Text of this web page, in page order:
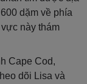
dặm về phía
này thám
Cape Cod,
dõi Lisa và